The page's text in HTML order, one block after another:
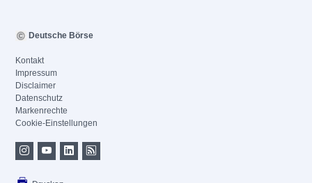
Deutsche Börse
Kontakt
Impressum
Disclaimer
Datenschutz
Markenrechte
Cookie-Einstellungen